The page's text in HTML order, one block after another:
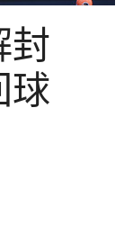
封
球